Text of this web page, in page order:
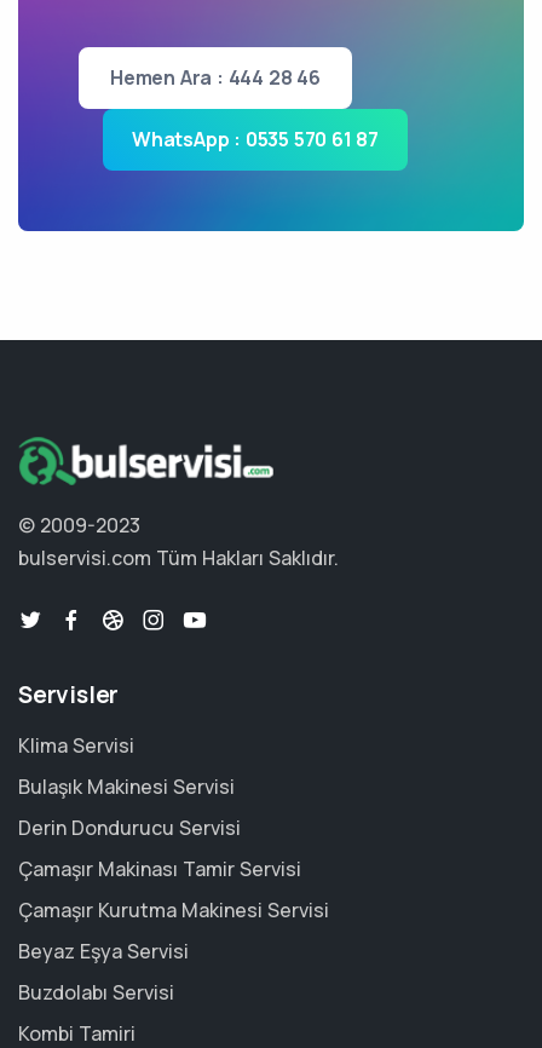
Hemen Ara : 444 28 46
WhatsApp : 0535 570 61 87
© 2009-2023
bulservisi.com Tüm Hakları Saklıdır.
Servisler
Klima Servisi
Bulaşık Makinesi Servisi
Derin Dondurucu Servisi
Çamaşır Makinası Tamir Servisi
Çamaşır Kurutma Makinesi Servisi
Beyaz Eşya Servisi
Buzdolabı Servisi
Kombi Tamiri